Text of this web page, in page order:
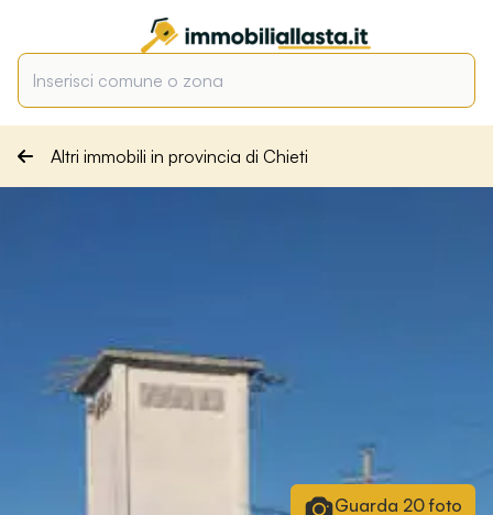
Altri immobili in provincia di Chieti
Guarda 20foto